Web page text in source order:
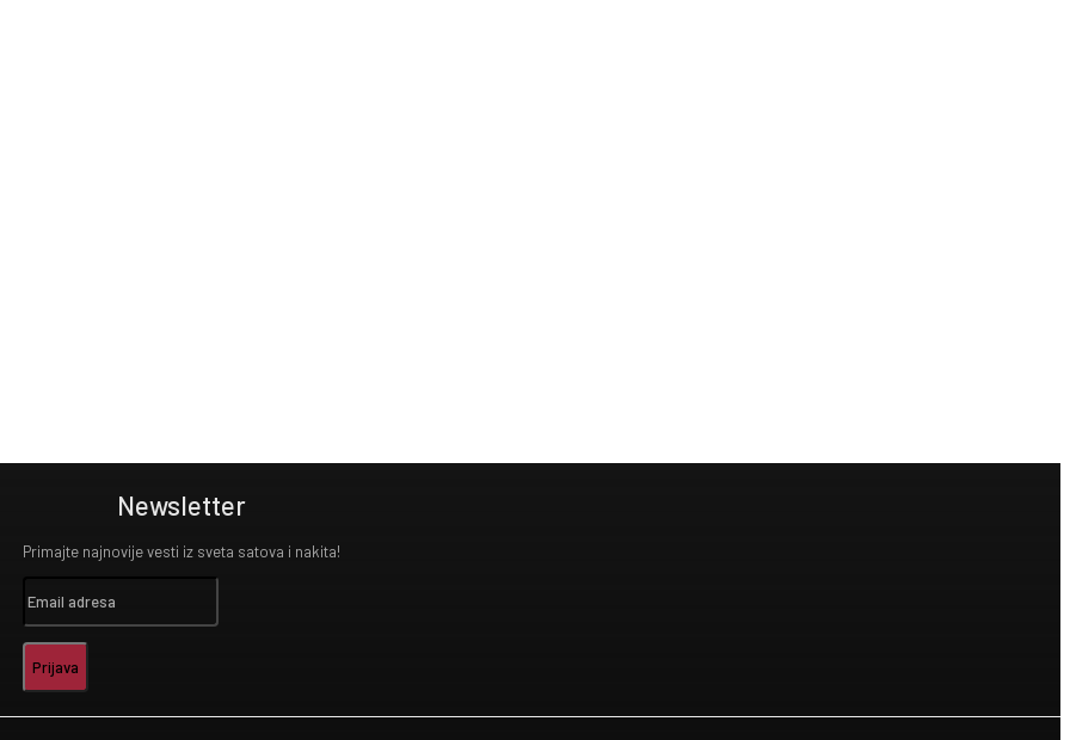
Newsletter
Primajte najnovije vesti iz sveta satova i nakita!
Prijava